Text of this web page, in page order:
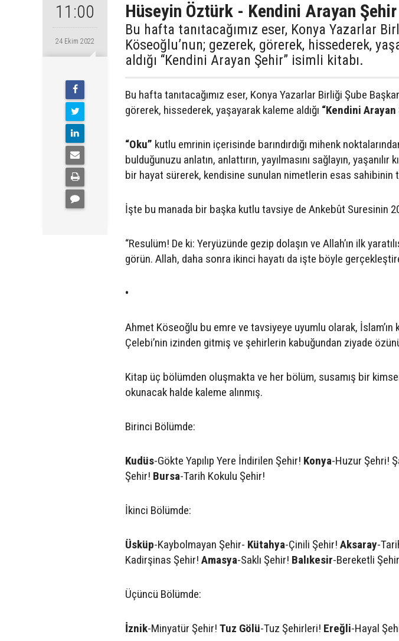
11:00
24 Ekim 2022
Hüseyin Öztürk - Kendini Arayan Şehir
Bu hafta tanıtacağımız eser, Konya Yazarlar
Köseoğlu’nun; gezerek, görerek, hissederek,
aldığı “Kendini Arayan Şehir” isimli kitabı.
Bu hafta tanıtacağımız eser, Konya Yazarlar Birliği Şube
görerek, hissederek, yaşayarak kaleme aldığı “Kendini Arayan
“Oku” kutlu emrinin içerisinde barındırdığı mihenk
bulduğunuzu anlatın, anlattırın, yayılmasını sağlayın, yaşanılır
bir hayat sürerek, kendisine sunulan nimetlerin esas sahibinin
İşte bu manada bir başka kutlu tavsiye de Ankebût Suresinin
“Resulüm! De ki: Yeryüzünde gezip dolaşın ve Allah’ın ilk
görün. Allah, daha sonra ikinci hayatı da işte böyle
•
Ahmet Köseoğlu bu emre ve tavsiyeye uyumlu olarak,
Çelebi’nin izinden gitmiş ve şehirlerin kabuğundan ziyade
Kitap üç bölümden oluşmakta ve her bölüm, susamış bir
okunacak halde kaleme alınmış.
Birinci Bölümde:
Kudüs-Gökte Yapılıp Yere İndirilen Şehir! Konya-Huzur Şehri!
Şehir! Bursa-Tarih Kokulu Şehir!
İkinci Bölümde:
Üsküp-Kaybolmayan Şehir- Kütahya-Çinili Şehir! Aksaray-
Kadirşinas Şehir! Amasya-Saklı Şehir! Balıkesir-Bereketli
Üçüncü Bölümde:
İznik-Minyatür Şehir! Tuz Gölü-Tuz Şehirleri! Ereğli-Hayal